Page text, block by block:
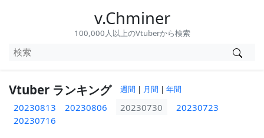
v.Chminer
100,000人以上のVtuberから検索
Vtuber ランキング 週間 | 月間 | 年間
20230813 20230806 20230730
20230723
20230716